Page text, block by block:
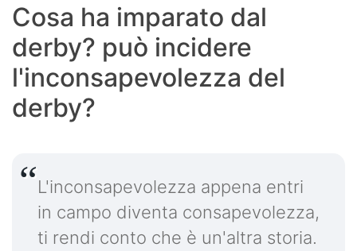
Cosa ha imparato dal
derby? può incidere
l'inconsapevolezza del
derby?
L'inconsapevolezza appena entri
in campo diventa consapevolezza,
ti rendi conto che è un'altra storia.